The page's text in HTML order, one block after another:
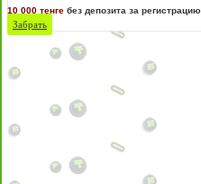
10 000 тенге без депозита за регистрацию
Забрать